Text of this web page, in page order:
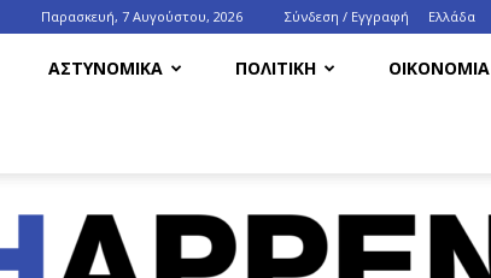
Παρασκευή, 7 Αυγούστου, 2026 Σύνδεση / Εγγραφή Ελλάδα
ΑΣΤΥΝΟΜΙΚΑ ΠΟΛΙΤΙΚΗ ΟΙΚΟΝΟΜΙΑ